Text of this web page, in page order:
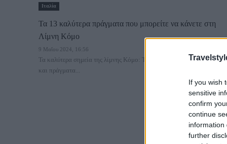
If you wish
sensitive
confirm
continue
information
further
Ιταλία
Τα 13 καλύτερα πράγματα που μπορείτε να κάνετε στη
Λίμνη Κόμο
9 Μαΐου 2024, 16:56
Τα καλύτερα σημεία της λίμνης Κόμο: Τα μέρη που μπορείτε να δείτε
και πράγματα...